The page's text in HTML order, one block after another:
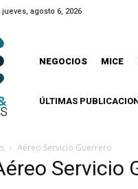
jueves, agosto 6, 2026
NEGOCIOS MICE
ÚLTIMAS
Aéreo Servicio Guerrero
Servicio